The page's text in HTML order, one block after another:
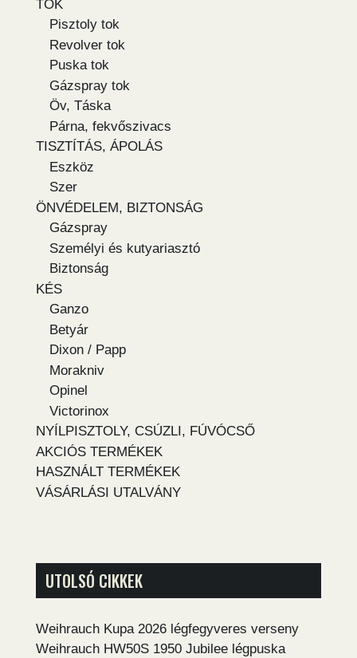
TOK
Pisztoly tok
Revolver tok
Puska tok
Gázspray tok
Öv, Táska
Párna, fekvőszivacs
TISZTÍTÁS, ÁPOLÁS
Eszköz
Szer
ÖNVÉDELEM, BIZTONSÁG
Gázspray
Személyi és kutyariasztó
Biztonság
KÉS
Ganzo
Betyár
Dixon / Papp
Morakniv
Opinel
Victorinox
NYÍLPISZTOLY, CSÚZLI, FÚVÓCSŐ
AKCIÓS TERMÉKEK
HASZNÁLT TERMÉKEK
VÁSÁRLÁSI UTALVÁNY
UTOLSÓ CIKKEK
Weihrauch Kupa 2026 légfegyveres verseny
Weihrauch HW50S 1950 Jubilee légpuska